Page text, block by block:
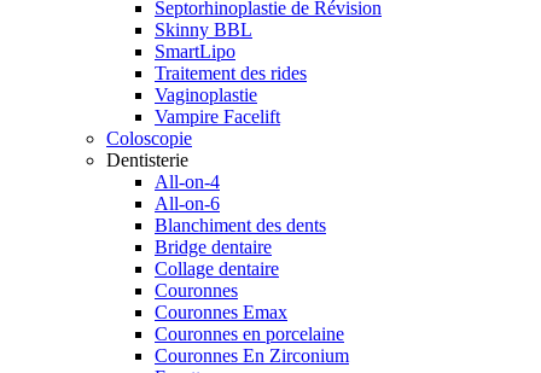
Septorhinoplastie de Révision
Skinny BBL
SmartLipo
Traitement des rides
Vaginoplastie
Vampire Facelift
Coloscopie
Dentisterie
All-on-4
All-on-6
Blanchiment des dents
Bridge dentaire
Collage dentaire
Couronnes
Couronnes Emax
Couronnes en porcelaine
Couronnes En Zirconium